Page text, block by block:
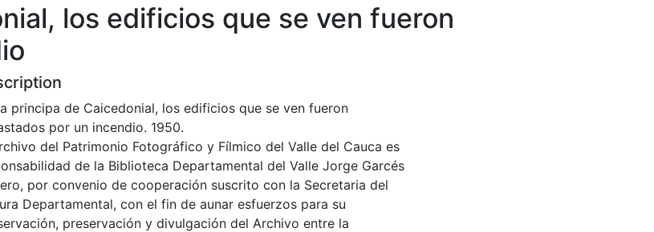
los edificios que se ven fueron
principa de Caicedonial, los edificios que se ven fueron
por un incendio. 1950.
del Patrimonio Fotográfico y Fílmico del Valle del Cauca es
de la Biblioteca Departamental del Valle Jorge Garcés
por convenio de cooperación suscrito con la Secretaria del
Departamental, con el fin de aunar esfuerzos para su
preservación y divulgación del Archivo entre la